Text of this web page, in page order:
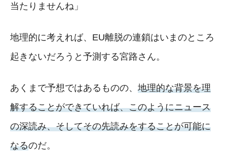
当たりませんね」
地理的に考えれば、EU離脱の連鎖はいまのところ
起きないだろうと予測する宮路さん。
あくまで予想ではあるものの、 地理的な背景を理
解することができていれば、このようにニュース
の深読み、そしてその先読みをすることが可能に
なるのだ。